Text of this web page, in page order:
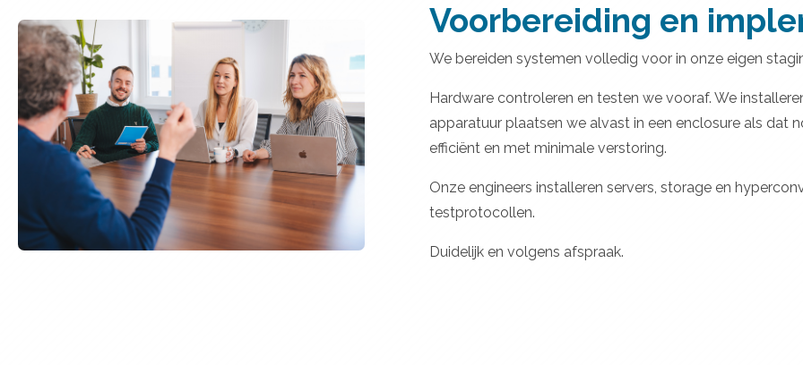
Voorbereiding en
We bereiden systemen volledig voor in onze eigen
Hardware controleren en testen we vooraf. We
apparatuur plaatsen we alvast in een enclosure als
efficiënt en met minimale verstoring.
Onze engineers installeren servers, storage en
testprotocollen.
Duidelijk en volgens afspraak.